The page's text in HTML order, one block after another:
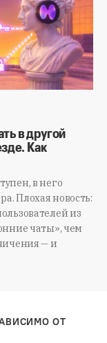
в другой
Как
в него
Плохая новость:
из
чаты», чем
— и
ОТ